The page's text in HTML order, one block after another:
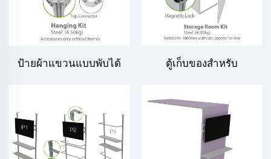
ป้ายผ้าแขวนแบบพับได้
ตู้เก็บของสำหรับ
SEG พับได้